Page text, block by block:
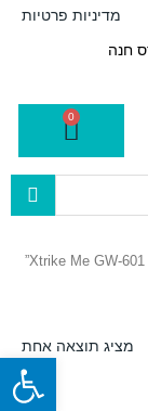
מדיניות פרטיות
0
עגלת
קניות
מציג תוצאה אחת